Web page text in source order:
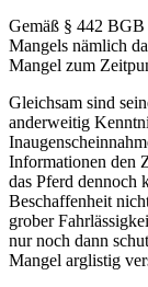
Gemäß § 442 BGB
Mangels nämlich
Mangel zum
Gleichsam sind
anderweitig
Informationen den
das Pferd dennoch
Beschaffenheit
grober
nur noch dann
Mangel arglistig